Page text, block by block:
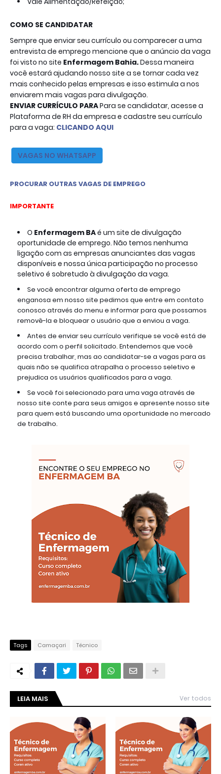
COMO SE CANDIDATAR
Sempre que enviar seu currículo ou comparecer a uma
entrevista de emprego mencione que o anúncio da vaga
foi visto no site Enfermagem Bahia.Dessa maneira
você estará ajudando nosso site a se tornar cada vez
mais conhecido pelas empresas e isso estimula a nos
enviarem mais vagas para divulgação.
ENVIAR CURRÍCULO PARAPara se candidatar, acesse a
Plataforma de RH da empresa e cadastre seu currículo
para a vaga: CLICANDO AQUI
VAGAS NO WHATSAPP
PROCURAR OUTRAS VAGAS DE EMPREGO
IMPORTANTE
O Enfermagem BAé um site de divulgação
oportunidade de emprego. Não temos nenhuma
ligação com as empresas anunciantes das vagas
disponíveis e nossa única participação no processo
seletivo é sobretudo à divulgação da vaga.
Se você encontrar alguma oferta de emprego
enganosa em nosso site pedimos que entre em contato
conosco através do menu e informar para que possamos
removê-la e bloquear o usuário que a enviou a vaga.
Antes de enviar seu currículo verifique se você está de
acordo com o perfil solicitado. Entendemos que você
precisa trabalhar, mas ao candidatar-se a vagas para as
quais não se qualifica atrapalha o processo seletivo e
prejudica os usuários qualificados para a vaga.
Se você foi selecionado para uma vaga através de
nosso site conte para seus amigos e apresente nosso site
para quem está buscando uma oportunidade no mercado
de trabalho.
Tags Camaçari Técnico
LEIA MAIS Ver todos